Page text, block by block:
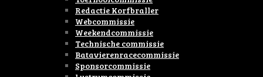
Redactie Korfbraller
Webcommissie
Weekendcommissie
Technische commissie
Batavierenracecommissie
Sponsorcommissie